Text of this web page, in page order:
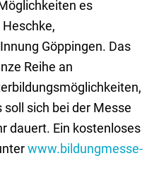
es
Göppingen. Das
Reihe an
sich bei der Messe
dauert. Ein kostenloses
www.bildungmesse-